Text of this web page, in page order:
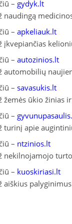
– gydyk.lt
naudingą
– apkeliauk.lt
įkvepiančias
– autozinios.lt
automobilių
– savasukis.lt
žemės ūkio žinias
–
turinį apie
– ntzinios.lt
nekilnojamojo
– kuoskiriasi.lt
aiškius